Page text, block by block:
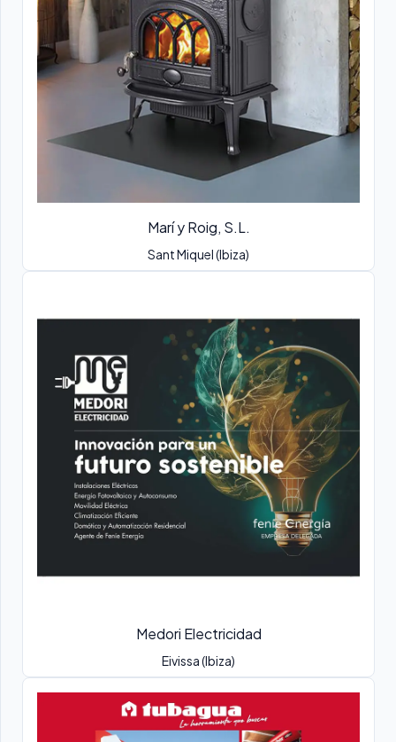
Marí y Roig, S.L.
Sant Miquel (Ibiza)
Medori Electricidad
Eivissa (Ibiza)